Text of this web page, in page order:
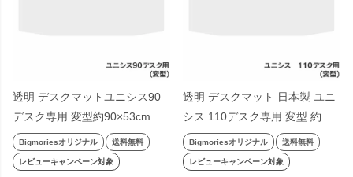
透明 デスクマットユニシス90
デスク専用 変型約90×53cm 日
本製 厚さ1mm 学習机 非密着タ
イプ 幅90cm 無地 杉工場 ビッ
Bigmoriesオリジナル 送料無料
レビューキャンペーン対象
透明 デスクマット 日本製 ユニ
シス 110デスク専用 変型 約
110×53cm 厚さ1mm 非密着タ
イプ 幅110cm 無地 杉工場 ビッ
Bigmoriesオリジナル 送料無料
レビューキャンペーン対象